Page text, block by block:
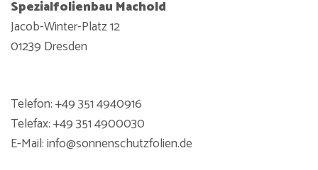
Spezialfolienbau Machold
Jacob-Winter-Platz 12
01239 Dresden
Telefon: +49 351 4940916
Telefax: +49 351 4900030
E-Mail: info@sonnenschutzfolien.de